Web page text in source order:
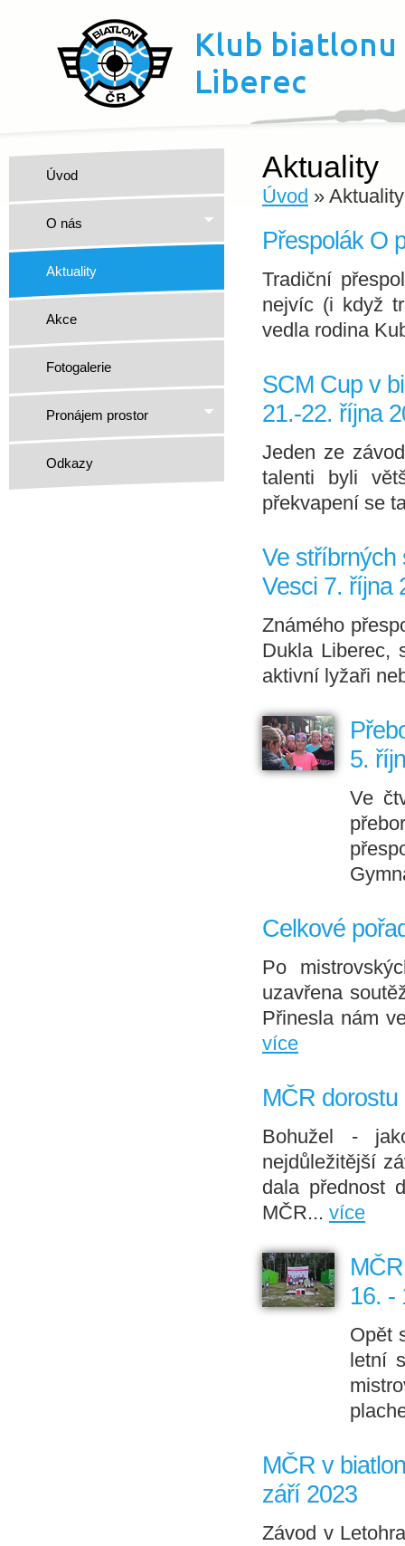
Úvod
O nás
Aktuality
Akce
Fotogalerie
Pronájem prostor
Odkazy
Aktuality
Úvod » Aktuality
Přespolák O
Tradiční
nejvíc (i když
vedla rodina
SCM Cup v
21.-22. října
Jeden ze
talenti byli
překvapení se
Ve stříbrných
Vesci 7. října
Známého
Dukla Liberec,
aktivní lyžaři
5.
Ve
Celkové
Po
uzavřena
Přinesla nám
více
MČR
Bohužel -
nejdůležitější
dala přednost
MČR... více
16. -
Opět
letní
MČR v
září 2023
Závod v